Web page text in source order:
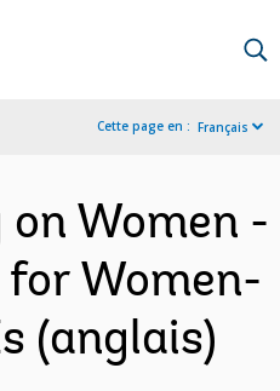
Cette page en : Français
on Women -
for Women-
(anglais)